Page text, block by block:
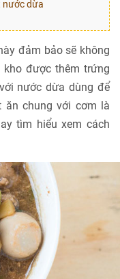
nước dừa
đảm bảo sẽ không
được thêm trứng
nước dừa dùng để
ăn chung với cơm là
tìm hiểu xem cách